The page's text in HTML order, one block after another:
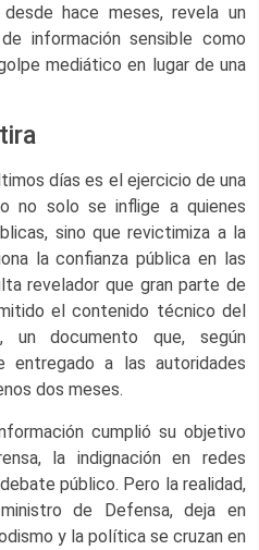
hace meses, revela un
información sensible como
mediático en lugar de una
días es el ejercicio de una
no solo se inflige a quienes
sino que revictimiza a la
la confianza pública en las
revelador que gran parte de
el contenido técnico del
un documento que, según
entregado a las autoridades
dos meses.
cumplió su objetivo
la indignación en redes
público. Pero la realidad,
de Defensa, deja en
y la política se cruzan en